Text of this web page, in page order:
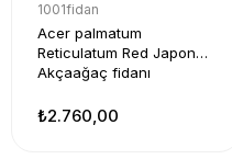
1001fidan
Acer palmatum
Reticulatum Red Japon
Akçaağaç fidanı
₺2.760,00